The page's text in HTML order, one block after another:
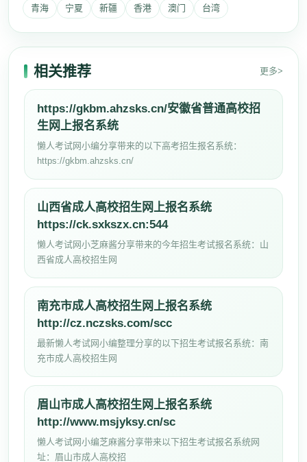
青海
宁夏 新疆 香港 澳门 台湾
相关推荐 更多>
https://gkbm.ahzsks.cn/安徽省普通高校招
生网上报名系统
懒人考试网小编分享带来的以下高考招生报名系统：
https://gkbm.ahzsks.cn/
山西省成人高校招生网上报名系统
https://ck.sxkszx.cn:544
懒人考试网小芝麻酱分享带来的今年招生考试报名系统：山
西省成人高校招生网
南充市成人高校招生网上报名系统
http://cz.nczsks.com/scc
最新懒人考试网小编整理分享的以下招生考试报名系统：南
充市成人高校招生网
眉山市成人高校招生网上报名系统
http://www.msjyksy.cn/sc
懒人考试网小编芝麻酱分享带来以下招生考试报名系统网
址：眉山市成人高校招